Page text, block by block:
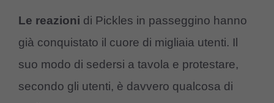
Le reazioni di Pickles in passeggino hanno
già conquistato il cuore di migliaia utenti. Il
suo modo di sedersi a tavola e protestare,
secondo gli utenti, è davvero qualcosa di